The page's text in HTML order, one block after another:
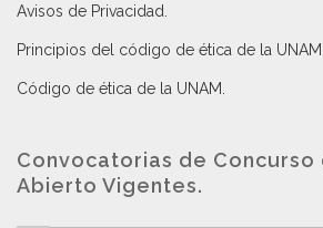
Avisos de Privacidad
Principios del código de ética de la UNAM
Código de ética de la UNAM
Convocatorias de Concurso
Abierto Vigentes.